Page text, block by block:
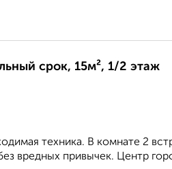
срок, 15м², 1/2 этаж
техника. В комнате 2
вредных привычек. Центр